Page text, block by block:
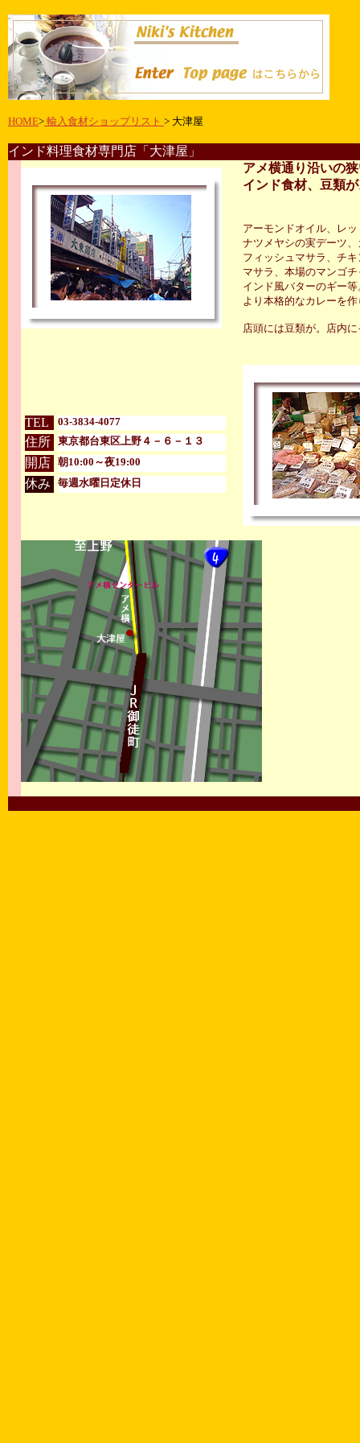
HOME> 輸入食材ショップリスト > 大津屋
インド料理食材専門店「大津屋」
アメ横通り沿いの
インド食材、豆類
アーモンドオイル、レ
ナツメヤシの実デーツ
フィッシュマサラ、チ
マサラ、本場のマンゴ
インド風バターのギー等
より本格的なカレーを
店頭には豆類が。店内
TEL 03-3834-4077
住所 東京都台東区上野４－６－１３
開店 朝10:00～夜19:00
休み 毎週水曜日定休日